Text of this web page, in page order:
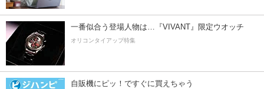
一番似合う登場人物は…『VIVANT』限定ウオッチ
オリコンタイアップ特集
自販機にピッ！ですぐに買えちゃう